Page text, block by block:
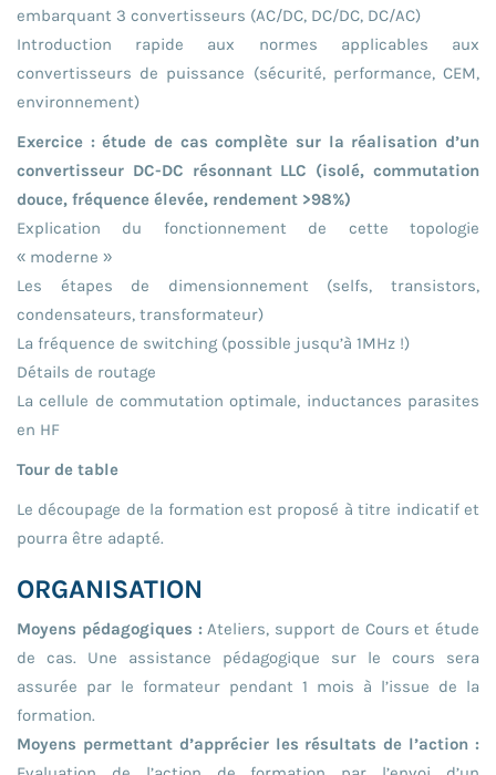
embarquant 3 convertisseurs (AC/DC, DC/DC, DC/AC)
Introduction rapide aux normes applicables aux
convertisseurs de puissance (sécurité, performance, CEM,
environnement)
Exercice : étude de cas complète sur la réalisation d’un
convertisseur DC-DC résonnant LLC (isolé, commutation
douce, fréquence élevée, rendement >98%)
Explication du fonctionnement de cette topologie
« moderne »
Les étapes de dimensionnement (selfs, transistors,
condensateurs, transformateur)
La fréquence de switching (possible jusqu’à 1MHz !)
Détails de routage
La cellule de commutation optimale, inductances parasites
en HF
Tour de table
Le découpage de la formation est proposé à titre indicatif et
pourra être adapté.
ORGANISATION
Moyens pédagogiques :Ateliers, support de Cours et étude
de cas. Une assistance pédagogique sur le cours sera
assurée par le formateur pendant 1 mois à l’issue de la
formation.
Moyens permettant d’apprécier les résultats de l’action :